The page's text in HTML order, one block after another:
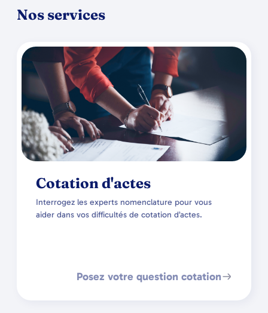
Nos services
Cotation d'actes
Interrogez les experts nomenclature pour vous
aider dans vos difficultés de cotation d’actes.
Posez votre question cotation